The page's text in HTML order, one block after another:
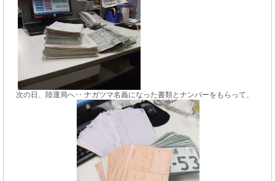
次の日、陸運局へ‥ ナガツマ名義になった書類とナンバーをもらって、